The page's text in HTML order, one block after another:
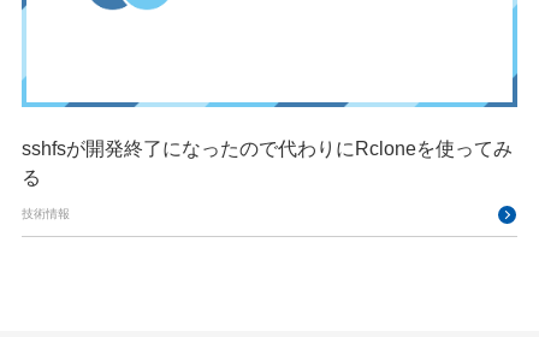
sshfsが開発終了になったので代わりにRcloneを使ってみ
る
技術情報